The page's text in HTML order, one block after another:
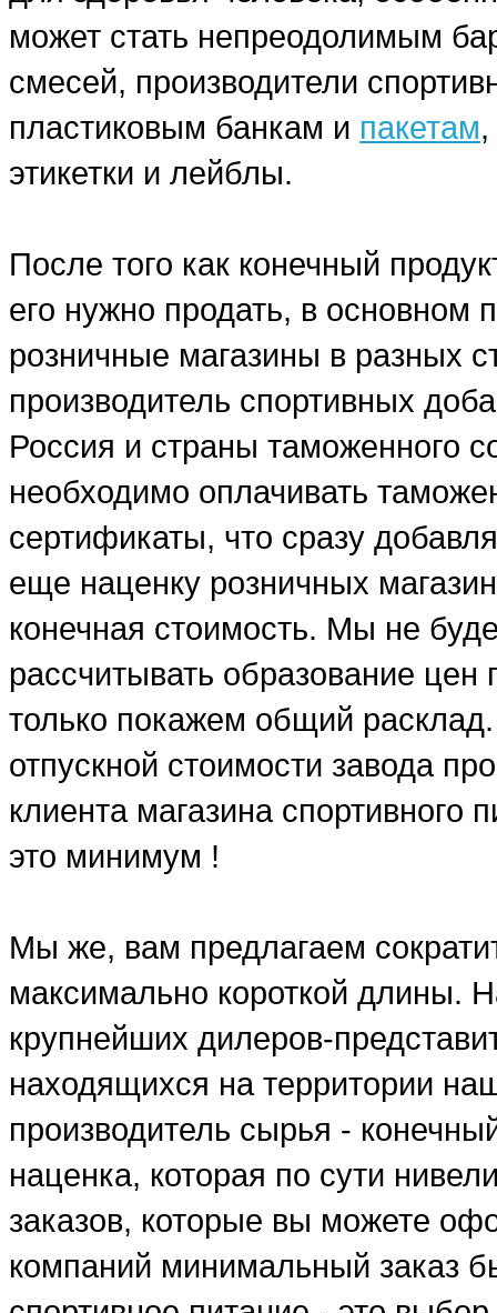
может стать непреодолимым
смесей, производители
пластиковым банкам и пакетам
этикетки и лейблы.
После того как конечный
его нужно продать, в основном
розничные магазины в разных
производитель спортивных
Россия и страны таможенного
необходимо оплачивать
сертификаты, что сразу
еще наценку розничных
конечная стоимость. Мы не
рассчитывать образование
только покажем общий
отпускной стоимости завода
клиента магазина спортивного
это минимум !
Мы же, вам предлагаем
максимально короткой длины.
крупнейших дилеров-
находящихся на территории
производитель сырья -
наценка, которая по сути
заказов, которые вы можете
компаний минимальный заказ